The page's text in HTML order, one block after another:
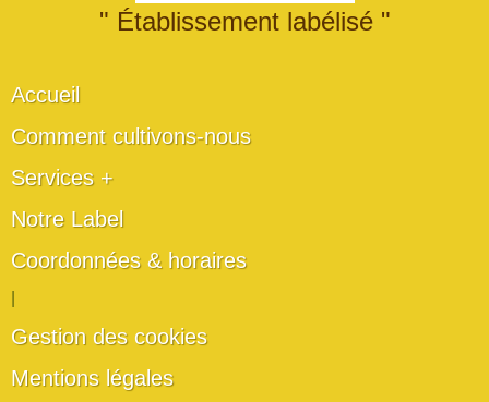
" Établissement labélisé "
Accueil
Comment cultivons-nous
Services +
Notre Label
Coordonnées & horaires
Gestion des cookies
Mentions légales